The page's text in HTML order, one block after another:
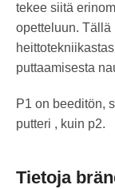
tekee siitä
opetteluun. Tällä
puttaamisesta
P1 on beeditön,
putteri , kuin p2.
Tietoja